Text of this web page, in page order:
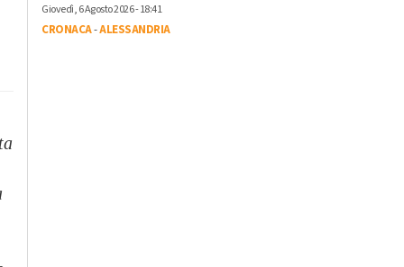
Giovedì, 6 Agosto 2026 - 18:41
CRONACA-ALESSANDRIA